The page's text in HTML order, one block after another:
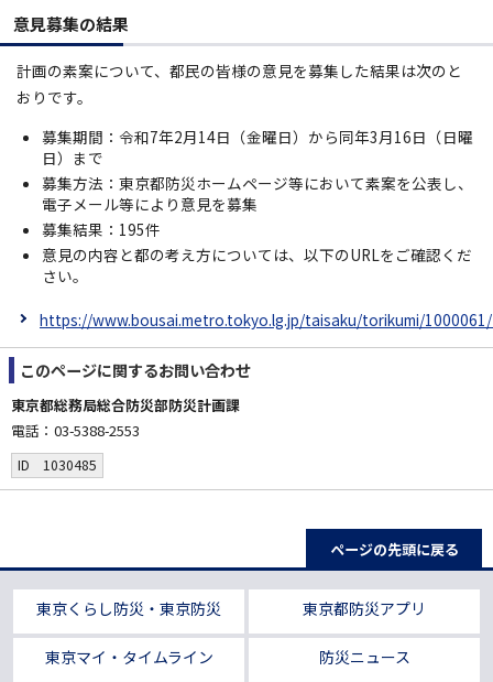
意見募集の結果
計画の素案について、都民の皆様の意見を募集した結果は次のと
おりです。
募集期間：令和7年2月14日（金曜日）から同年3月16日（日曜
日）まで
募集方法：東京都防災ホームページ等において素案を公表し、
電子メール等により意見を募集
募集結果：195件
意見の内容と都の考え方については、以下のURLをご確認くだ
さい。
https://www.bousai.metro.tokyo.lg.jp/taisaku/torikumi/
このページに関するお問い合わせ
東京都総務局総合防災部防災計画課
電話：03-5388-2553
ID 1030485
ページの先頭に戻る
東京くらし防災・東京防災 東京都防災アプリ
東京マイ・タイムライン 防災ニュース